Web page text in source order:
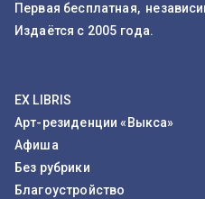
Первая бесплатная,
Издаётся с 2005 года.
EX LIBRIS
Арт-резиденции «Выкса»
Афиша
Без рубрики
Благоустройство